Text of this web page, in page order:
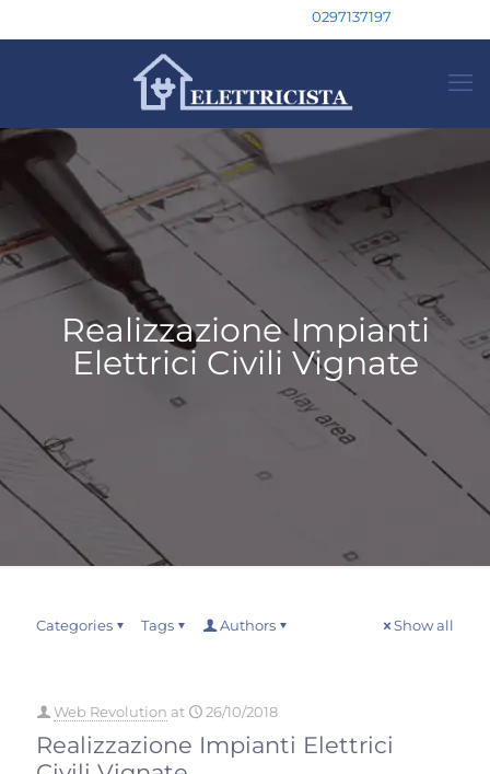
0297137197
Realizzazione Impianti
Elettrici Civili Vignate
Categories Tags Authors Show all
Web Revolution at 26/10/2018
Realizzazione Impianti Elettrici